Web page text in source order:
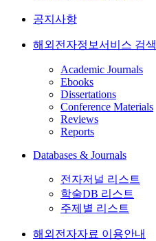
공지사항
해외전자정보서비스 검색
Academic Journals
Ebooks
Dissertations
Conference Materials
Reviews
Reports
Databases & Journals
전자저널 리스트
학술DB 리스트
주제별 리스트
해외전자자료 이용안내